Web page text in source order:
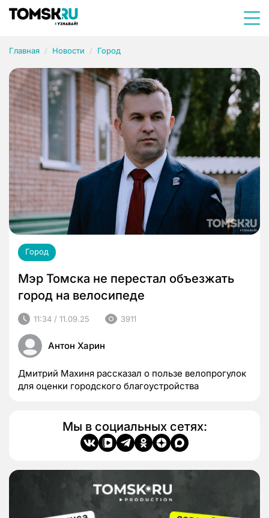
Главная Новости Город
Город
Мэр Томска не перестал объезжать
город на велосипеде
11:34 / 11.09.25 3911
Антон Харин
Дмитрий Махиня рассказал о пользе велопрогулок
для оценки городского благоустройства
Мы в социальных сетях: